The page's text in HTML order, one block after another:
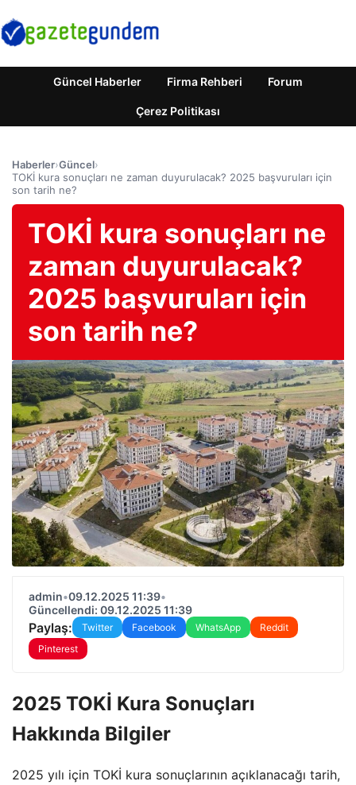
Güncel Haberler Firma Rehberi Forum
Çerez Politikası
Haberler›Güncel›
TOKİ kura sonuçları ne zaman duyurulacak? 2025 başvuruları için
son tarih ne?
TOKİ kura sonuçları ne
zaman duyurulacak?
2025 başvuruları için
son tarih ne?
admin•09.12.2025 11:39•
Güncellendi: 09.12.2025 11:39
Paylaş: Twitter Facebook WhatsApp
Reddit
Pinterest
2025 TOKİ Kura Sonuçları
Hakkında Bilgiler
2025 yılı için TOKİ kura sonuçlarının açıklanacağı tarih,